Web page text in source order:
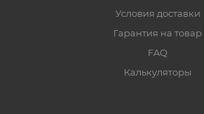
Условия доставки
Гарантия на товар
FAQ
Калькуляторы